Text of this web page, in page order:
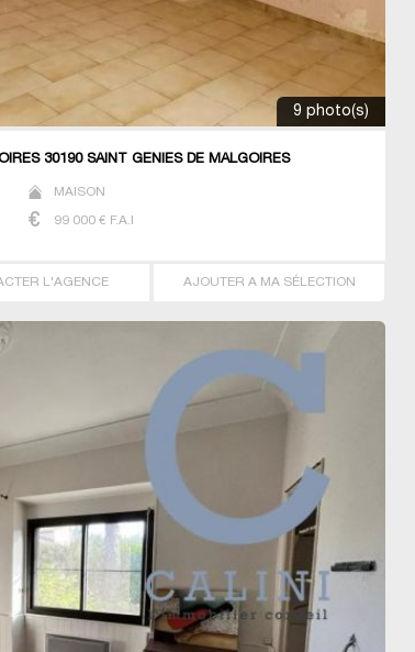
9 photo(s)
30190 SAINT GENIES DE MALGOIRES
MAISON
99 000 € F.A.I
L'AGENCE AJOUTER A MA SÉLECTION